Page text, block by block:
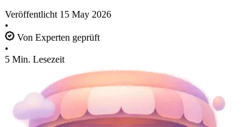
Veröffentlicht 15 May 2026
•
Von Experten geprüft
•
5 Min. Lesezeit